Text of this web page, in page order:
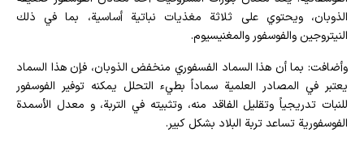
الذوبان، ويحتوي على ثلاثة مغذيات نباتية أساسية، بما في ذلك
النيتروجين والفوسفور والمغنيسيوم.
وأضافت: بما أن هذا السماد الفسفوري منخفض الذوبان، فإن هذا السماد
يعتبر في المصادر العلمية سماداً بطيء التحلل يمكنه توفير الفوسفور
للنبات تدريجياً وتقليل الفاقد منه، وتثبيته في التربة، و معدل الأسمدة
الفوسفورية تساعد تربة البلاد بشكل كبير.